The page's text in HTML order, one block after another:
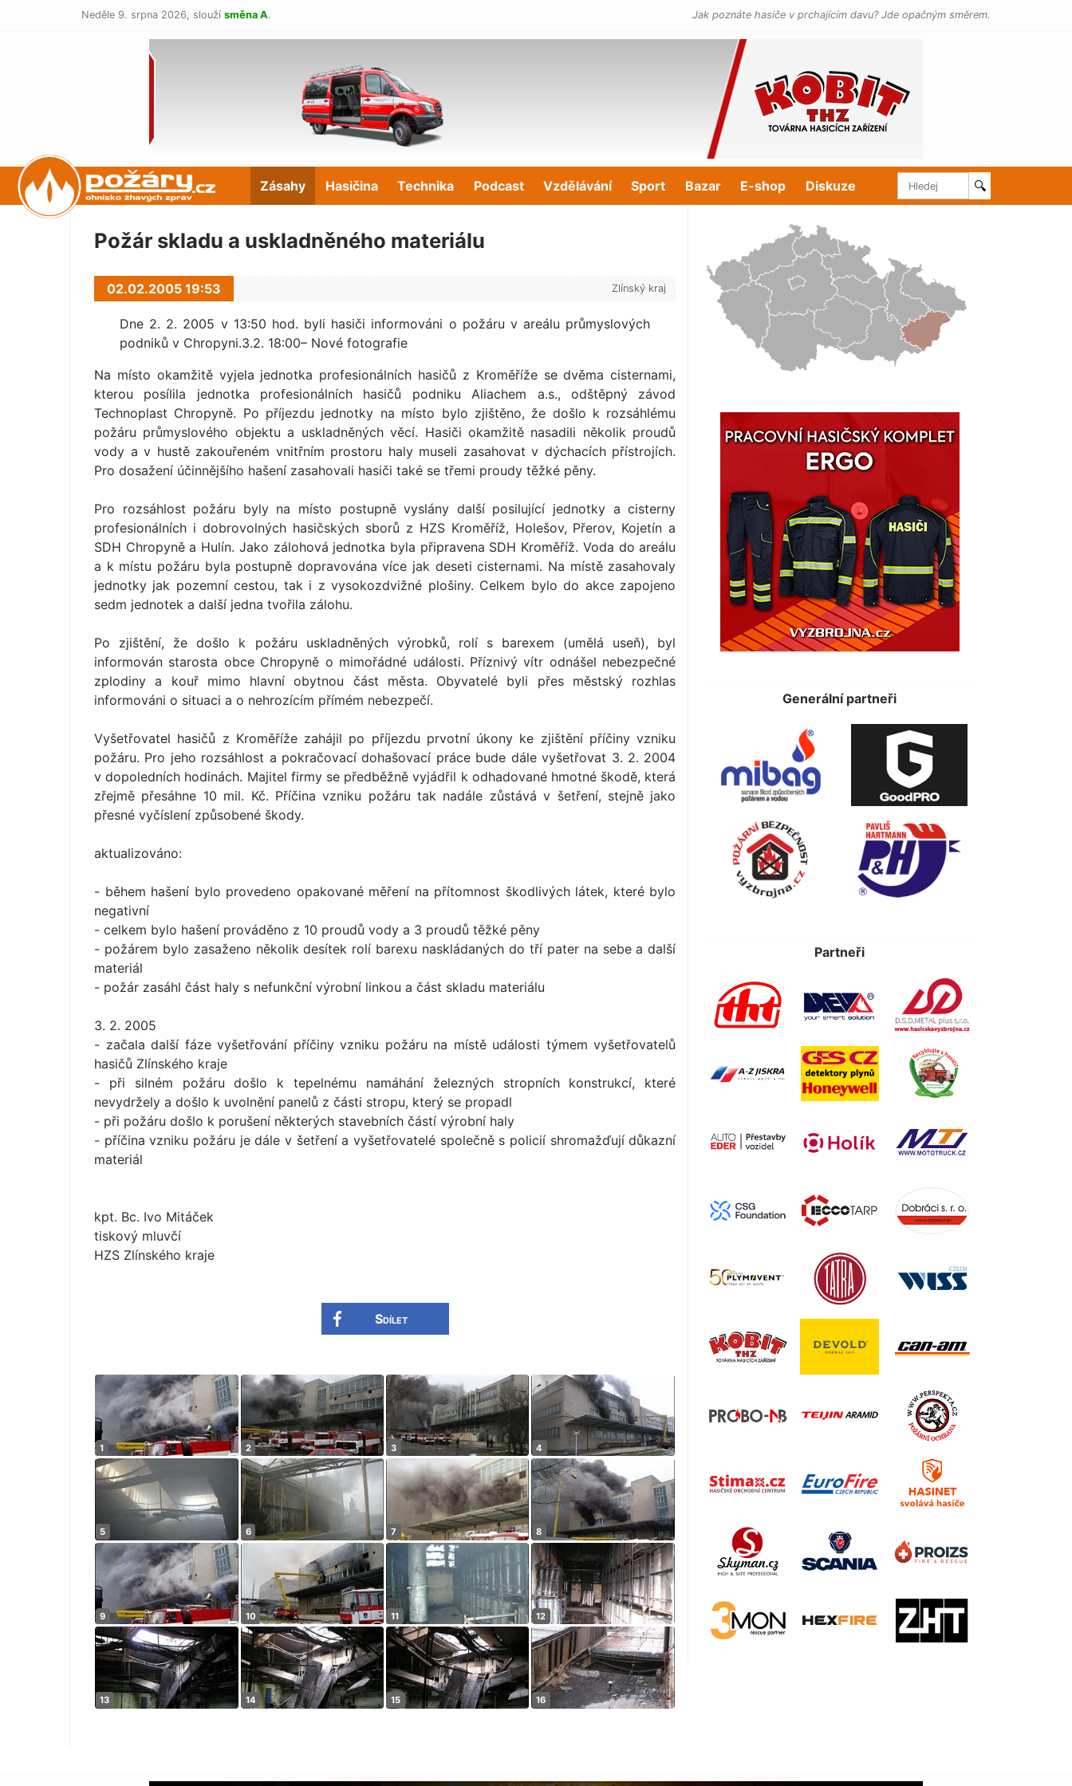
Neděle 9. srpna 2026, slouží směna A. Jak poznáte hasiče v prchajícím davu? Jde opačným směrem.
POŽÁRY.cz Zásahy Hasičina Technika Podcast Vzdělávání Sport Bazar E-shop Diskuze 🔍
Požár skladu a uskladněného materiálu
02.02.2005 19:53 Zlínský kraj
Dne 2. 2. 2005 v 13:50 hod. byli hasiči informováni o požáru v areálu průmyslových
podniků v Chropyni.3.2. 18:00– Nové fotografie
Na místo okamžitě vyjela jednotka profesionálních hasičů z Kroměříže se dvěma cisternami,
kterou posílila jednotka profesionálních hasičů podniku Aliachem a.s., odštěpný závod
Technoplast Chropyně. Po příjezdu jednotky na místo bylo zjištěno, že došlo k rozsáhlému
požáru průmyslového objektu a uskladněných věcí. Hasiči okamžitě nasadili několik proudů
vody a v hustě zakouřeném vnitřním prostoru haly museli zasahovat v dýchacích přístrojích.
Pro dosažení účinnějšího hašení zasahovali hasiči také se třemi proudy těžké pěny.
Pro rozsáhlost požáru byly na místo postupně vyslány další posilující jednotky a cisterny
profesionálních i dobrovolných hasičských sborů z HZS Kroměříž, Holešov, Přerov, Kojetín a
SDH Chropyně a Hulín. Jako zálohová jednotka byla připravena SDH Kroměříž. Voda do areálu
a k místu požáru byla postupně dopravována více jak deseti cisternami. Na místě zasahovaly
jednotky jak pozemní cestou, tak i z vysokozdvižné plošiny. Celkem bylo do akce zapojeno
sedm jednotek a další jedna tvořila zálohu.
Po zjištění, že došlo k požáru uskladněných výrobků, rolí s barexem (umělá useň), byl
informován starosta obce Chropyně o mimořádné události. Příznivý vítr odnášel nebezpečné
zplodiny a kouř mimo hlavní obytnou část města. Obyvatelé byli přes městský rozhlas
informováni o situaci a o nehrozícím přímém nebezpečí.
Vyšetřovatel hasičů z Kroměříže zahájil po příjezdu prvotní úkony ke zjištění příčiny vzniku
požáru. Pro jeho rozsáhlost a pokračovací dohašovací práce bude dále vyšetřovat 3. 2. 2004
v dopoledních hodinách. Majitel firmy se předběžně vyjádřil k odhadované hmotné škodě, která
zřejmě přesáhne 10 mil. Kč. Příčina vzniku požáru tak nadále zůstává v šetření, stejně jako
přesné vyčíslení způsobené škody.
aktualizováno:
- během hašení bylo provedeno opakované měření na přítomnost škodlivých látek, které bylo
negativní
- celkem bylo hašení prováděno z 10 proudů vody a 3 proudů těžké pěny
- požárem bylo zasaženo několik desítek rolí barexu naskládaných do tří pater na sebe a další
materiál
- požár zasáhl část haly s nefunkční výrobní linkou a část skladu materiálu
3. 2. 2005
- začala další fáze vyšetřování příčiny vzniku požáru na místě události týmem vyšetřovatelů
hasičů Zlínského kraje
- při silném požáru došlo k tepelnému namáhání železných stropních konstrukcí, které
nevydržely a došlo k uvolnění panelů z části stropu, který se propadl
- při požáru došlo k porušení některých stavebních částí výrobní haly
- příčina vzniku požáru je dále v šetření a vyšetřovatelé společně s policií shromažďují důkazní
materiál
kpt. Bc. Ivo Mitáček
tiskový mluvčí
HZS Zlínského kraje
Sdílet
Generální partneři
Partneři